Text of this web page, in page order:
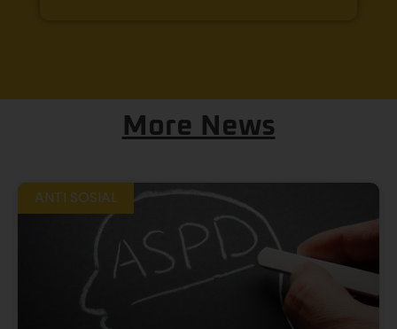
More News
ANTI SOSIAL